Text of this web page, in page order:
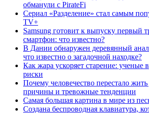
обманули с PirateFi
Сериал «Разделение» стал самым
TV+
Samsung готовит к выпуску первый
смартфон: что известно?
В Дании обнаружен деревянный
что известно о загадочной находке?
Как жара ускоряет старение: ученые
риски
Почему человечество перестало
причины и тревожные тенденции
Самая большая картина в мире из
Создана беспроводная клавиатура,